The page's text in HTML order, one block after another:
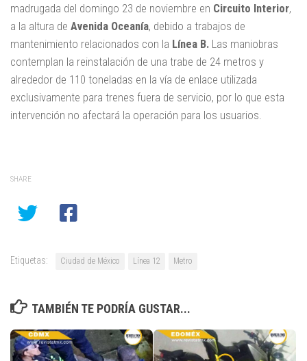
madrugada del domingo 23 de noviembre en Circuito Interior,
a la altura de Avenida Oceanía, debido a trabajos de
mantenimiento relacionados con la Línea B. Las maniobras
contemplan la reinstalación de una trabe de 24 metros y
alrededor de 110 toneladas en la vía de enlace utilizada
exclusivamente para trenes fuera de servicio, por lo que esta
intervención no afectará la operación para los usuarios.
SHARE
Etiquetas: Ciudad de México Línea 12 Metro
TAMBIÉN TE PODRÍA GUSTAR...